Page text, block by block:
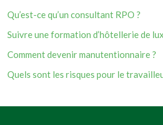
Qu’est-ce qu’un consultant RPO ?
Suivre une formation d’hôtellerie de
Comment devenir manutentionnaire ?
Quels sont les risques pour le